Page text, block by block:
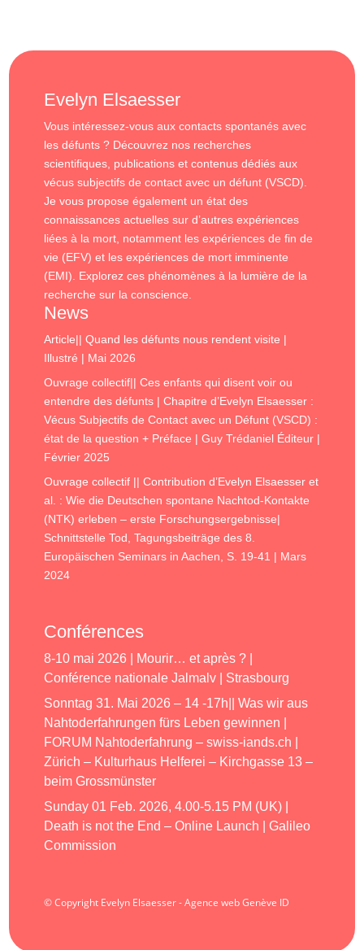
Evelyn Elsaesser
Vous intéressez-vous aux contacts spontanés avec
les défunts ? Découvrez nos recherches
scientifiques, publications et contenus dédiés aux
vécus subjectifs de contact avec un défunt (VSCD).
Je vous propose également un état des
connaissances actuelles sur d’autres expériences
liées à la mort, notamment les expériences de fin de
vie (EFV) et les expériences de mort imminente
(EMI). Explorez ces phénomènes à la lumière de la
recherche sur la conscience.
News
Article|| Quand les défunts nous rendent visite |
Illustré | Mai 2026
Ouvrage collectif|| Ces enfants qui disent voir ou
entendre des défunts | Chapitre d’Evelyn Elsaesser :
Vécus Subjectifs de Contact avec un Défunt (VSCD) :
état de la question + Préface | Guy Trédaniel Éditeur |
Février 2025
Ouvrage collectif || Contribution d’Evelyn Elsaesser et
al. : Wie die Deutschen spontane Nachtod-Kontakte
(NTK) erleben – erste Forschungsergebnisse|
Schnittstelle Tod, Tagungsbeiträge des 8.
Europäischen Seminars in Aachen, S. 19-41 | Mars
2024
Conférences
8-10 mai 2026 | Mourir… et après ? |
Conférence nationale Jalmalv | Strasbourg
Sonntag 31. Mai 2026 – 14 -17h|| Was wir aus
Nahtoderfahrungen fürs Leben gewinnen |
FORUM Nahtoderfahrung – swiss-iands.ch |
Zürich – Kulturhaus Helferei – Kirchgasse 13 –
beim Grossmünster
Sunday 01 Feb. 2026, 4.00-5.15 PM (UK) |
Death is not the End – Online Launch | Galileo
Commission
© Copyright Evelyn Elsaesser - Agence web Genève ID